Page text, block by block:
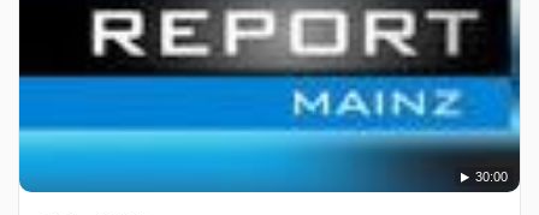
30:00